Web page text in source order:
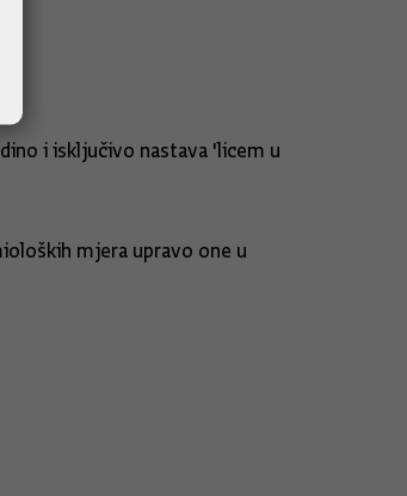
i isključivo nastava 'licem u
mjera upravo one u